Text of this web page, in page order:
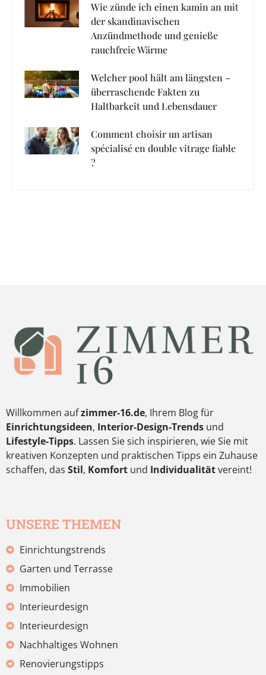
Wie zünde ich einen kamin an mit
der skandinavischen
Anzündmethode und genieße
rauchfreie Wärme
Welcher pool hält am längsten –
überraschende Fakten zu
Haltbarkeit und Lebensdauer
Comment choisir un artisan
spécialisé en double vitrage fiable
?
Willkommen aufzimmer-16.de, Ihrem Blog für
Einrichtungsideen, Interior-Design-Trends und
Lifestyle-Tipps. Lassen Sie sich inspirieren, wie Sie mit
kreativen Konzepten und praktischen Tipps ein Zuhause
schaffen, das Stil, Komfort und Individualitätvereint!
UNSERE THEMEN
Einrichtungstrends
Garten und Terrasse
Immobilien
Interieurdesign
Interieurdesign
Nachhaltiges Wohnen
Renovierungstipps